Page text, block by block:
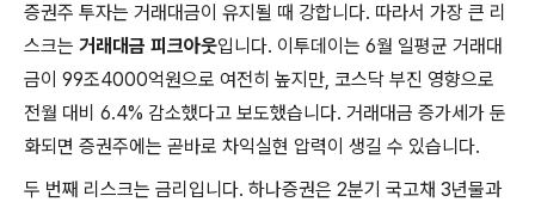
증권주 투자는 거래대금이 유지될 때 강합니다. 따라서 가장 큰 리
스크는 거래대금 피크아웃입니다. 이투데이는 6월 일평균 거래대
금이 99조4000억원으로 여전히 높지만, 코스닥 부진 영향으로
전월 대비 6.4% 감소했다고 보도했습니다. 거래대금 증가세가 둔
화되면 증권주에는 곧바로 차익실현 압력이 생길 수 있습니다.
두 번째 리스크는 금리입니다. 하나증권은 2분기 국고채 3년물과